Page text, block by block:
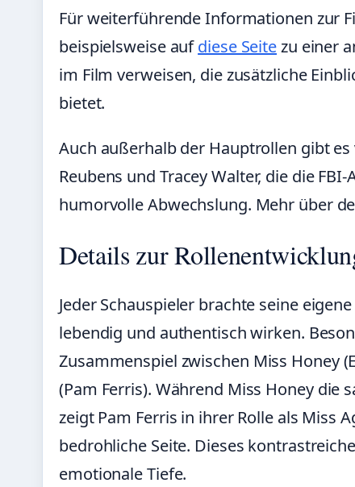
Für weiterführende Informationen zur
beispielsweise aufdiese Seitezu einer
im Film verweisen, die zusätzliche
bietet.
Auch außerhalb der Hauptrollen gibt
Reubens und Tracey Walter, die die
humorvolle Abwechslung. Mehr über
Details zur
Jeder Schauspieler brachte seine
lebendig und authentisch wirken.
Zusammenspiel zwischen Miss Honey
(Pam Ferris). Während Miss Honey die
zeigt Pam Ferris in ihrer Rolle als Miss
bedrohliche Seite. Dieses
emotionale Tiefe.